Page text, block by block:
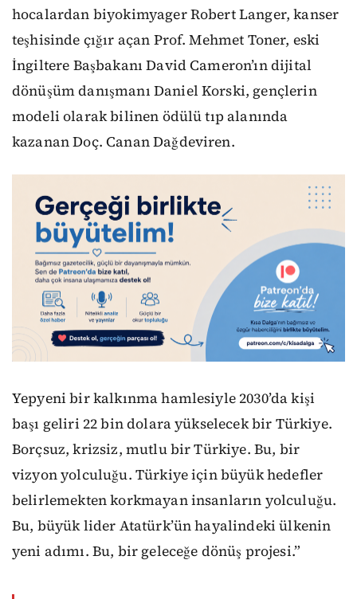
hocalardan biyokimyager Robert Langer, kanser
teşhisinde çığır açan Prof. Mehmet Toner, eski
İngiltere Başbakanı David Cameron’ın dijital
dönüşüm danışmanı Daniel Korski, gençlerin
modeli olarak bilinen ödülü tıp alanında
kazanan Doç. Canan Dağdeviren.
Yepyeni bir kalkınma hamlesiyle 2030’da kişi
başı geliri 22 bin dolara yükselecek bir Türkiye.
Borçsuz, krizsiz, mutlu bir Türkiye. Bu, bir
vizyon yolculuğu. Türkiye için büyük hedefler
belirlemekten korkmayan insanların yolculuğu.
Bu, büyük lider Atatürk’ün hayalindeki ülkenin
yeni adımı. Bu, bir geleceğe dönüş projesi.”